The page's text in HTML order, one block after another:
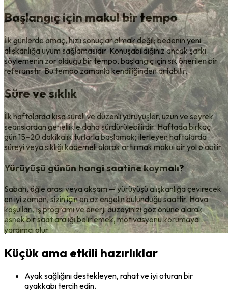
Başlangıç için makul bir tempo
İlk günlerde amaç, hızlı sonuçlar almak değil; bedenin yeni
alışkanlığa uyum sağlamasıdır. Konuşabildiğiniz ancak şarkı
söylemenin zor olduğu bir tempo, başlangıç için sık önerilen bir
referanstır. Bu tempo zamanla kendiliğinden artabilir.
Süre ve sıklık
İlk haftalarda kısa süreli ve düzenli yürüyüşler, uzun ve seyrek
seanslardan genellikle daha sürdürülebilirdir. Haftada birkaç
gün 15–20 dakikalık turlarla başlamak; ilerleyen haftalarda
süreyi veya sıklığı kademeli olarak artırmak makul bir yol olabilir.
Yürüyüşü günün hangi saatine koymalı?
Sabah, öğle arası veya akşam — yürüyüşü alışkanlığa çevirecek
en iyi zaman, sizin için en az engelin bulunduğu saattir. Hava
koşulları, iş programı ve enerji düzeyinizi göz önüne alarak
esnek bir saat aralığı belirlemek, motivasyonu korumaya
yardımcı olur.
Küçük ama etkili hazırlıklar
Ayak sağlığını destekleyen, rahat ve iyi oturan bir
ayakkabı tercih edin.